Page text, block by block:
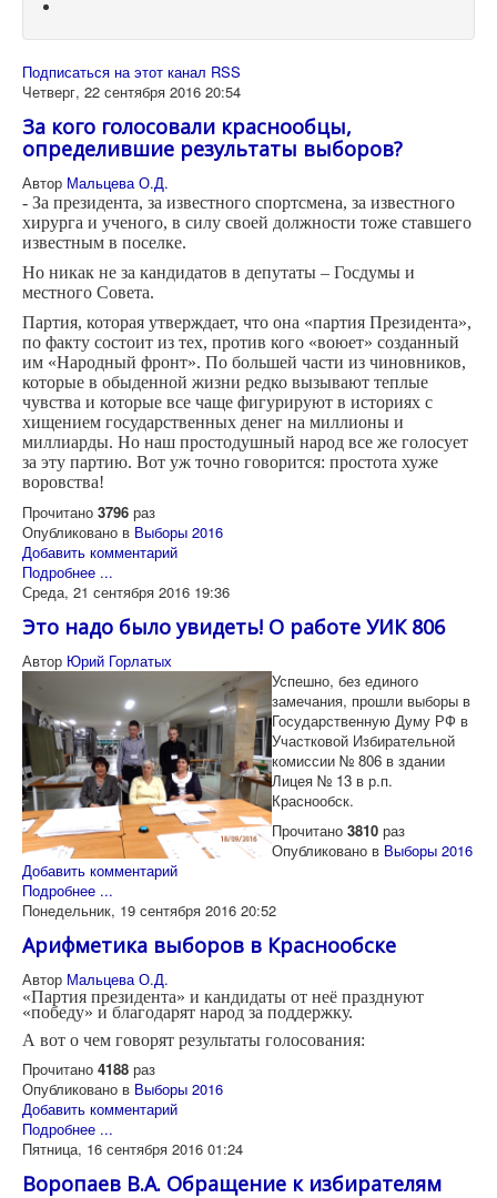
Подписаться на этот канал RSS
Четверг, 22 сентября 2016 20:54
За кого голосовали краснообцы,
определившие результаты выборов?
Автор Мальцева О.Д.
- За президента, за известного спортсмена, за известного
хирурга и ученого, в силу своей должности тоже ставшего
известным в поселке.
Но никак не за кандидатов в депутаты – Госдумы и
местного Совета.
Партия, которая утверждает, что она «партия Президента»,
по факту состоит из тех, против кого «воюет» созданный
им «Народный фронт». По большей части из чиновников,
которые в обыденной жизни редко вызывают теплые
чувства и которые все чаще фигурируют в историях с
хищением государственных денег на миллионы и
миллиарды. Но наш простодушный народ все же голосует
за эту партию. Вот уж точно говорится: простота хуже
воровства!
Прочитано 3796 раз
Опубликовано в Выборы 2016
Добавить комментарий
Подробнее ...
Среда, 21 сентября 2016 19:36
Это надо было увидеть! О работе УИК 806
Автор Юрий Горлатых
Успешно, без единого
замечания, прошли выборы в
Государственную Думу РФ в
Участковой Избирательной
комиссии № 806 в здании
Лицея № 13 в р.п.
Краснообск.
Прочитано 3810 раз
Опубликовано в Выборы 2016
Добавить комментарий
Подробнее ...
Понедельник, 19 сентября 2016 20:52
Арифметика выборов в Краснообске
Автор Мальцева О.Д.
«Партия президента» и кандидаты от неё празднуют
«победу» и благодарят народ за поддержку.
А вот о чем говорят результаты голосования:
Прочитано 4188 раз
Опубликовано в Выборы 2016
Добавить комментарий
Подробнее ...
Пятница, 16 сентября 2016 01:24
Воропаев В.А. Обращение к избирателям